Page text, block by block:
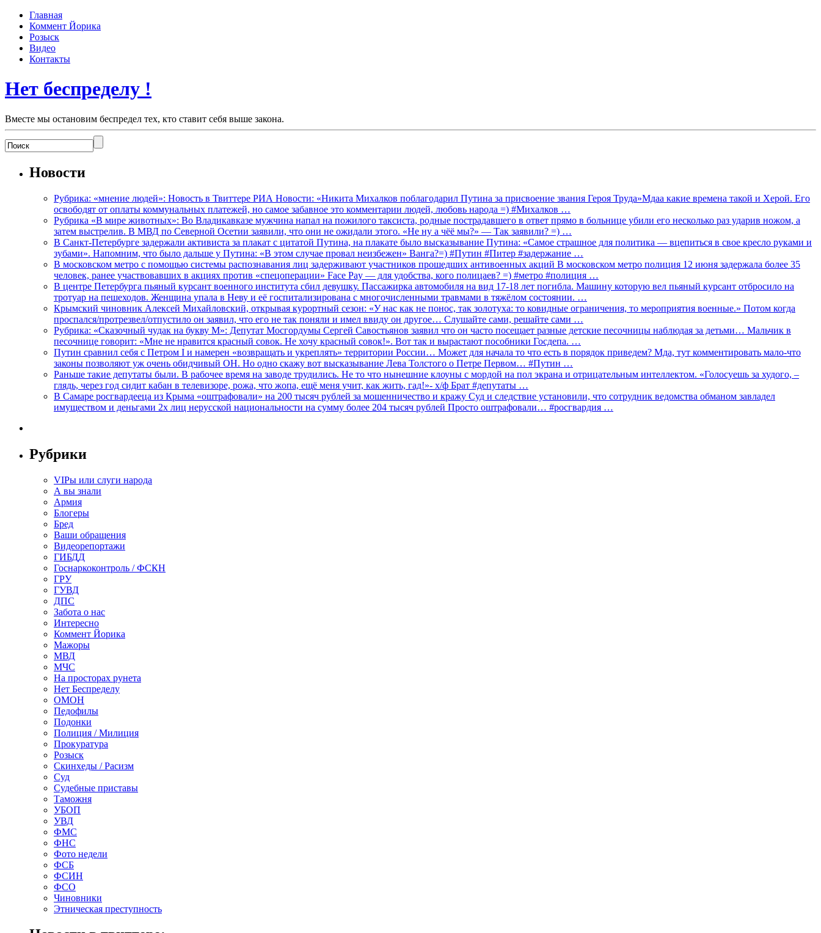
Главная
Коммент Йорика
Розыск
Видео
Контакты
Нет беспределу !
Вместе мы остановим беспредел тех, кто ставит себя выше закона.
Новости
Рубрика: «мнение людей»: Новость в Твиттере РИА Новости: «Никита Михалков поблагодарил Путина за присвоение звания Героя Труда»Мдаа какие времена такой и Херой. Его
освободят от оплаты коммунальных платежей, но самое забавное это комментарии людей, любовь народа =) #Михалков …
Рубрика «В мире животных»: Во Владикавказе мужчина напал на пожилого таксиста, родные пострадавшего в ответ прямо в больнице убили его несколько раз ударив ножом, а
затем выстрелив. В МВД по Северной Осетии заявили, что они не ожидали этого. «Не ну а чёё мы?» — Так заявили? =) …
В Санкт-Петербурге задержали активиста за плакат с цитатой Путина, на плакате было высказывание Путина: «Самое страшное для политика — вцепиться в свое кресло руками и
зубами». Напомним, что было дальше у Путина: «В этом случае провал неизбежен» Ванга?=) #Путин #Питер #задержание …
В московском метро с помощью системы распознавания лиц задерживают участников прошедших антивоенных акций В московском метро полиция 12 июня задержала более 35
человек, ранее участвовавших в акциях против «спецоперации» Face Pay — для удобства, кого полицаев? =) #метро #полиция …
В центре Петербурга пьяный курсант военного института сбил девушку. Пассажирка автомобиля на вид 17-18 лет погибла. Машину которую вел пьяный курсант отбросило на
тротуар на пешеходов. Женщина упала в Неву и её госпитализирована с многочисленными травмами в тяжёлом состоянии. …
Крымский чиновник Алексей Михайловский, открывая курортный сезон: «У нас как не понос, так золотуха: то ковидные ограничения, то мероприятия военные.» Потом когда
проспался/протрезвел/отпустило он заявил, что его не так поняли и имел ввиду он другое… Слушайте сами, решайте сами …
Рубрика: «Сказочный чудак на букву М»: Депутат Мосгордумы Сергей Савостьянов заявил что он часто посещает разные детские песочницы наблюдая за детьми… Мальчик в
песочнице говорит: «Мне не нравится красный совок. Не хочу красный совок!». Вот так и вырастают пособники Госдепа. …
Путин сравнил себя с Петром I и намерен «возвращать и укреплять» территории России… Может для начала то что есть в порядок приведем? Мда, тут комментировать мало-что
законы позволяют уж очень обидчивый ОН. Но одно скажу вот высказывание Лева Толстого о Петре Первом… #Путин …
Раньше такие депутаты были. В рабочее время на заводе трудились. Не то что нынешние клоуны с мордой на пол экрана и отрицательным интеллектом. «Голосуешь за худого, –
глядь, через год сидит кабан в телевизоре, рожа, что жопа, ещё меня учит, как жить, гад!»- х/ф Брат #депутаты …
В Самаре росгвардееца из Крыма «оштрафовали» на 200 тысяч рублей за мошенничество и кражу Суд и следствие установили, что сотрудник ведомства обманом завладел
имуществом и деньгами 2х лиц нерусской национальности на сумму более 204 тысяч рублей Просто оштрафовали… #росгвардия …
Рубрики
VIPы или слуги народа
А вы знали
Армия
Блогеры
Бред
Ваши обращения
Видеорепортажи
ГИБДД
Госнаркоконтроль / ФСКН
ГРУ
ГУВД
ДПС
Забота о нас
Интересно
Коммент Йорика
Мажоры
МВД
МЧС
На просторах рунета
Нет Беспределу
ОМОН
Педофилы
Подонки
Полиция / Милиция
Прокуратура
Розыск
Скинхеды / Расизм
Суд
Судебные приставы
Таможня
УБОП
УВД
ФМС
ФНС
Фото недели
ФСБ
ФСИН
ФСО
Чиновники
Этническая преступность